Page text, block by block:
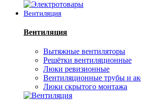
Вентиляция
Вентиляция
Вытяжные вентиляторы
Решётки вентиляционные
Люки ревизионные
Вентиляционные трубы и
Люки скрытого монтажа